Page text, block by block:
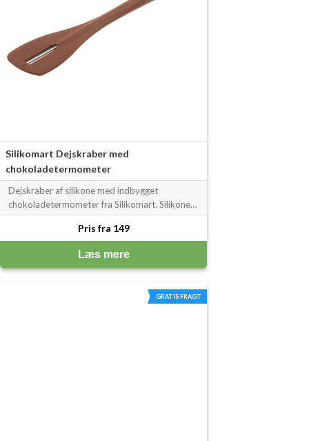
Silikomart Dejskraber med
chokoladetermometer
Dejskraber af silikone med indbygget
chokoladetermometer fra Silikomart. Silikonen
er et non-stick elastisk materiale, der gør at
intet sidder fast til redskabet.
hjælpemiddel til opvarmning af sovser,
vaniljecreme og temp
Pris fra 149
Læs mere
GRATIS FRAGT